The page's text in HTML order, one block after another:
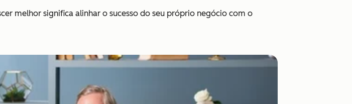
melhor significa alinhar o sucesso do seu próprio negócio com o